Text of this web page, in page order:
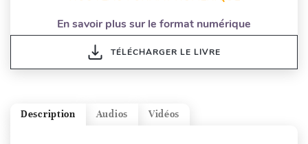
En savoir plus sur le format numérique
TÉLÉCHARGER LE LIVRE
Vidéos
Audios
Description